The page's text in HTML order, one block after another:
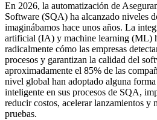
En 2026, la automatización de
Software (SQA) ha alcanzado niveles
imaginábamos hace unos años. La
artificial (IA) y machine learning (ML)
radicalmente cómo las empresas
procesos y garantizan la calidad del
aproximadamente el 85% de las
nivel global han adoptado alguna
inteligente en sus procesos de SQA,
reducir costos, acelerar lanzamientos y
pruebas.